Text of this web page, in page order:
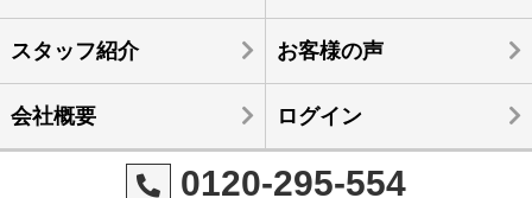
スタッフ紹介 お客様の声
会社概要 ログイン
0120-295-554